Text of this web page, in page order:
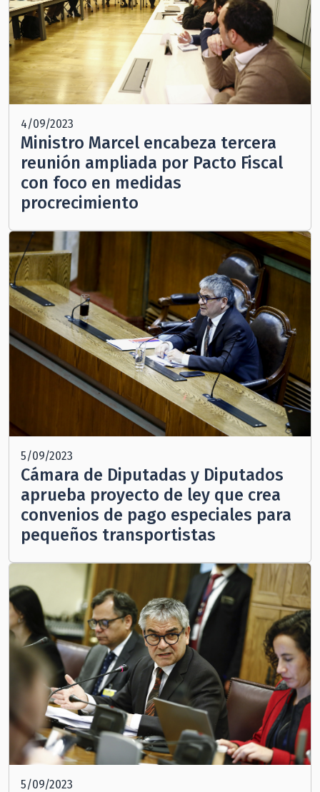
4/09/2023
Ministro Marcel encabeza tercera
reunión ampliada por Pacto Fiscal
con foco en medidas
procrecimiento
5/09/2023
Cámara de Diputadas y Diputados
aprueba proyecto de ley que crea
convenios de pago especiales para
pequeños transportistas
5/09/2023